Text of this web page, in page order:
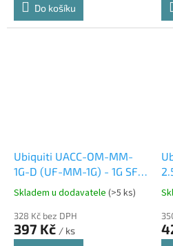
Do košíku
Ubiquiti UACC-OM-MM-
1G-D (UF-MM-1G) - 1G SFP,
MM Module, Duplex LC
Skladem u dodavatele (>5 ks)
328 Kč bez DPH
397 Kč / ks